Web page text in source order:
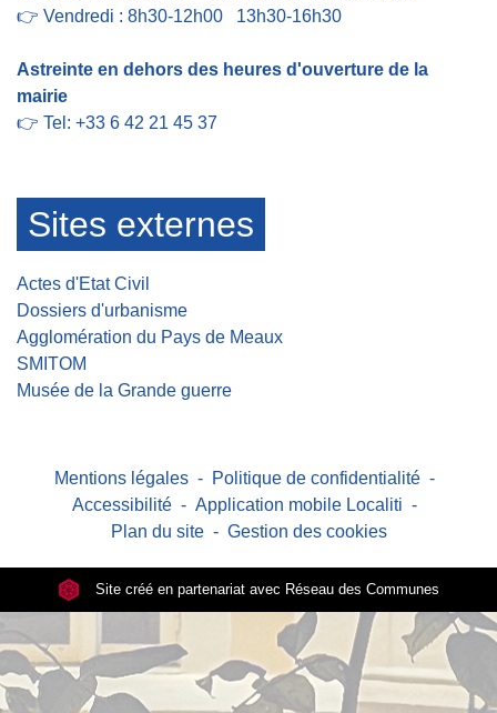
👉 Vendredi : 8h30-12h00 13h30-16h30
Astreinte en dehors des heures d'ouverture de la
mairie
👉 Tel: +33 6 42 21 45 37
Sites externes
Actes d'Etat Civil
Dossiers d'urbanisme
Agglomération du Pays de Meaux
SMITOM
Musée de la Grande guerre
Mentions légales - Politique de confidentialité -
Accessibilité - Application mobile Localiti -
Plan du site - Gestion des cookies
Site créé en partenariat avec Réseau des Communes